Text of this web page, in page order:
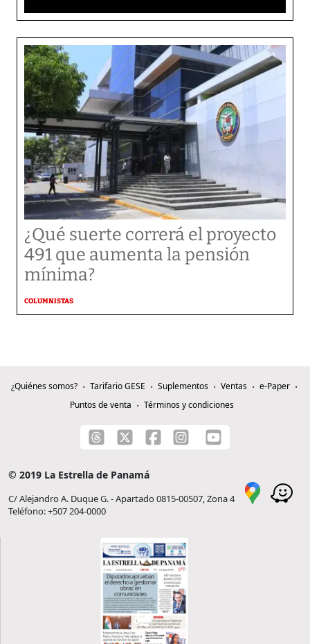
¿Qué suerte correrá el proyecto
491 que aumenta la pensión
mínima?
COLUMNISTAS
¿Quiénes somos? Tarifario GESE Suplementos Ventas
e-Paper
Puntos de venta
Términos y condiciones
© 2019 La Estrella de Panamá
C/ Alejandro A. Duque G. - Apartado 0815-00507, Zona 4
Teléfono: +507 204-0000